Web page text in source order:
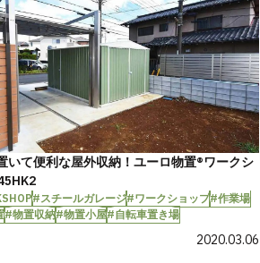
いて便利な屋外収納！ユーロ物置®ワークシ
#スチールガレージ#ワークショップ#作業場
#物置収納#物置小屋#自転車置き場
2020.03.06